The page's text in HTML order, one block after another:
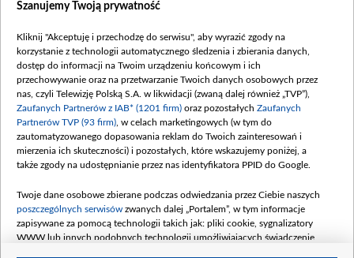
Dofinansowanie 635 783 051,21 PLN
(wpłata wrzesień 100 mln, październik 350
mln, listopad 265 mln)
Dofinansowanie 48 862 000,00 PLN
Data podpisania umowy: GRUDZIEŃ 2025
(wpłata grudzień 60,548 mln)
Dofinansowanie 900 000 000,00 PLN
Data podpisania umowy: LUTY 2026 (wpłata
kwiecień 180 mln, 7 maja 180 mln, 8
czerwca 90 mln)
Dofinansowanie 250 000 000,00 PLN
Szanujemy Twoją prywatność
Kliknij "Akceptuję i przechodzę do serwisu", aby wyrazić zgody na
korzystanie z technologii automatycznego śledzenia i zbierania danych,
dostęp do informacji na Twoim urządzeniu końcowym i ich
przechowywanie oraz na przetwarzanie Twoich danych osobowych przez
nas, czyli Telewizję Polską S.A. w likwidacji (zwaną dalej również „TVP”),
Zaufanych Partnerów z IAB* (1201 firm) oraz pozostałych Zaufanych
Partnerów TVP (93 firm) , w celach marketingowych (w tym do
zautomatyzowanego dopasowania reklam do Twoich zainteresowań i
mierzenia ich skuteczności) i pozostałych, które wskazujemy poniżej, a
także zgody na udostępnianie przez nas identyfikatora PPID do Google.
Twoje dane osobowe zbierane podczas odwiedzania przez Ciebie naszych
poszczególnych serwisów zwanych dalej „Portalem”, w tym informacje
zapisywane za pomocą technologii takich jak: pliki cookie, sygnalizatory
WWW lub innych podobnych technologii umożliwiających świadczenie